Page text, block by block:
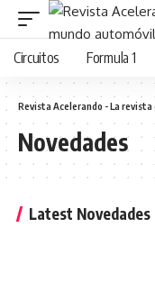
Circuitos Formula 1
Revista Acelerando - La
Novedades
Latest Novedades